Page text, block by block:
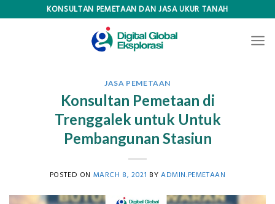
KONSULTAN PEMETAAN DAN JASA UKUR TANAH
JASA PEMETAAN
Konsultan Pemetaan di
Trenggalek untuk Untuk
Pembangunan Stasiun
POSTED ON MARCH 8, 2021 BY ADMIN.PEMETAAN